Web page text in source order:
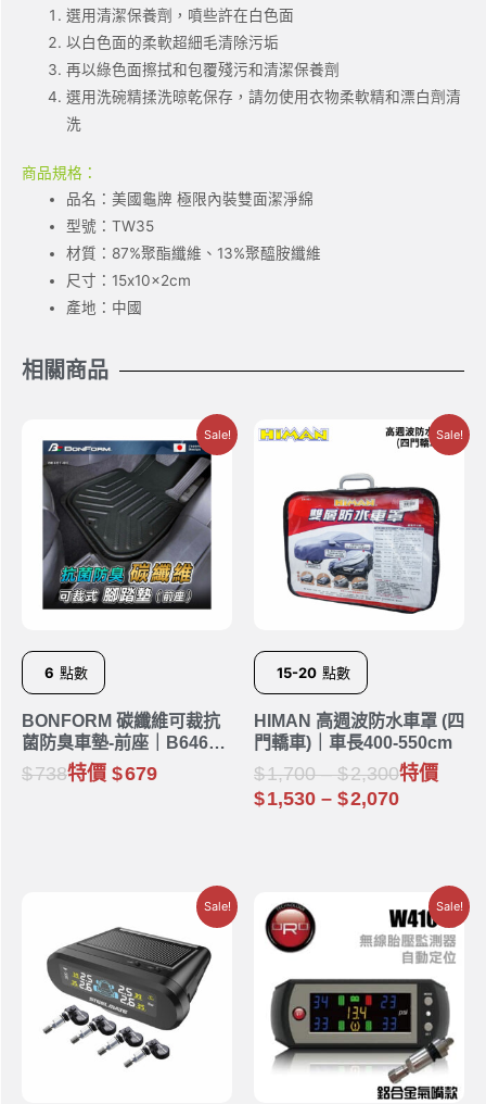
選用清潔保養劑，噴些許在白色面
以白色面的柔軟超細毛清除污垢
再以綠色面擦拭和包覆殘污和清潔保養劑
選用洗碗精揉洗晾乾保存，請勿使用衣物柔軟精和漂白劑清
洗
商品規格：
品名：美國龜牌 極限內裝雙面潔淨綿
型號：TW35
材質：87%聚酯纖維、13%聚醯胺纖維
尺寸：15x10x2cm
產地：中國
相關商品
Sale!
6 點數
BONFORM 碳纖維可裁抗
菌防臭車墊-前座｜B6461-
01BK
738特價 679
Sale!
15-20 點數
HIMAN 高週波防水車罩 (四
門轎車)｜車長400-550cm
1,700– 2,300特價
1,530 – 2,070
Sale! Sale!